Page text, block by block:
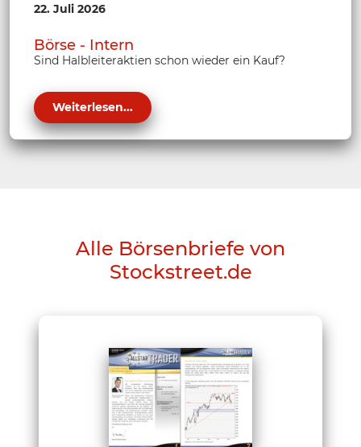
22. Juli 2026
Börse - Intern
Sind Halbleiteraktien schon wieder ein Kauf?
Weiterlesen...
Alle Börsenbriefe von
Stockstreet.de